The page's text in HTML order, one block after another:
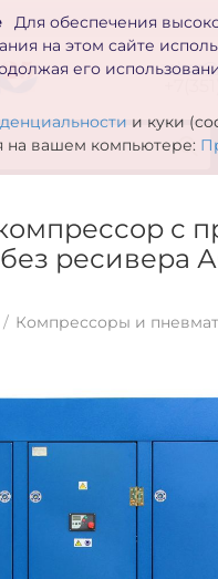
Для обеспечения
на этом сайте
его
и куки
на вашем компьютере:
с
ресивера
/ Компрессоры и